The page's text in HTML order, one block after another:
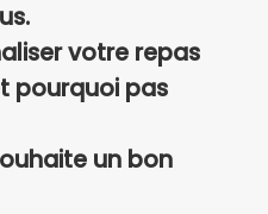
votre repas
pourquoi pas
un bon